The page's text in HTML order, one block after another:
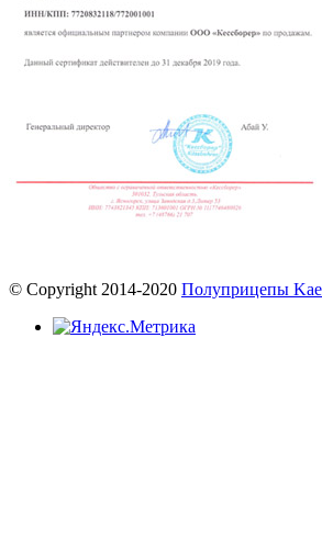
© Copyright 2014-2020 Полуприцепы